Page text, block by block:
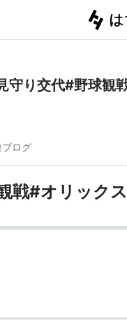
守り交代#野球観
ログ
戦#オリック